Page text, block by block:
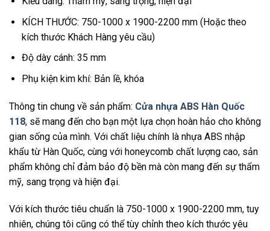
KÍCH THƯỚC: 750-1000 x 1900-2200 mm (Hoặc theo
kích thước Khách Hàng yêu cầu)
Độ dày cánh: 35 mm
Phụ kiện kim khí: Bản lề, khóa
Thông tin chung về sản phẩm: Cửa nhựa ABS Hàn Quốc
118, sẽ mang đến cho bạn một lựa chọn hoàn hảo cho không
gian sống của mình. Với chất liệu chính là nhựa ABS nhập
khẩu từ Hàn Quốc, cùng với honeycomb chất lượng cao, sản
phẩm không chỉ đảm bảo độ bền mà còn mang đến sự thẩm
mỹ, sang trọng và hiện đại.
Với kích thước tiêu chuẩn là 750-1000 x 1900-2200 mm, tuy
nhiên, chúng tôi cũng có thể tùy chỉnh theo kích thước yêu